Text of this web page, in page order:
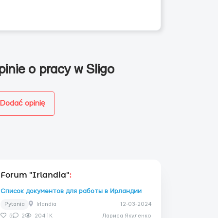
o pracy w Sligo
Dodać opinię
Forum "Irlandia":
Список документов для работы в Ирландии
Pytania Irlandia 12-03-2024
5 2 204.1K Лариса Якуленко